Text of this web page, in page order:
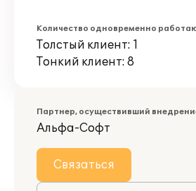
Количество одновременно
Толстый клиент: 1
Тонкий клиент: 8
Партнер, осуществивший
Альфа-Софт
Связаться